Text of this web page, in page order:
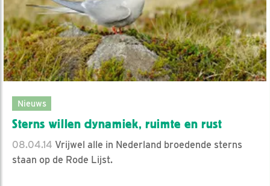
Nieuws
Sterns willen dynamiek, ruimte en rust
08.04.14 Vrijwel alle in Nederland broedende sterns
staan op de Rode Lijst.